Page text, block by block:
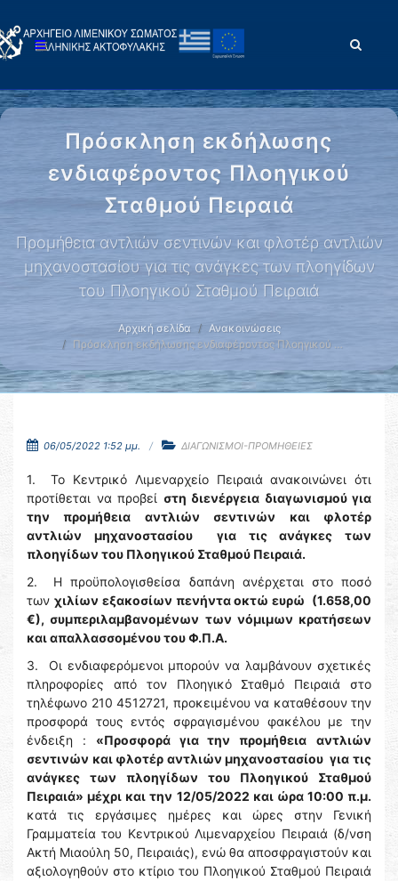
Πρόσκληση εκδήλωσης
ενδιαφέροντος Πλοηγικού
Σταθμού Πειραιά
Προμήθεια αντλιών σεντινών και φλοτέρ αντλιών
μηχανοστασίου για τις ανάγκες των πλοηγίδων
του Πλοηγικού Σταθμού Πειραιά
Αρχική σελίδα
Ανακοινώσεις
Πρόσκληση εκδήλωσης ενδιαφέροντος Πλοηγικού …
06/05/2022 1:52 μμ. ΔΙΑΓΩΝΙΣΜΟΙ-ΠΡΟΜΗΘΕΙΕΣ
1. Το Κεντρικό Λιμεναρχείο Πειραιά ανακοινώνει ότι
προτίθεται να προβεί στη διενέργεια διαγωνισμού για
την προμήθεια αντλιών σεντινών και φλοτέρ
αντλιών μηχανοστασίου για τις ανάγκες των
πλοηγίδων του Πλοηγικού Σταθμού Πειραιά.
2. Η προϋπολογισθείσα δαπάνη ανέρχεται στο ποσό
των χιλίων εξακοσίων πενήντα οκτώ ευρώ (1.658,00
€), συμπεριλαμβανομένων των νόμιμων κρατήσεων
και απαλλασσομένου του Φ.Π.Α.
3. Οι ενδιαφερόμενοι μπορούν να λαμβάνουν σχετικές
πληροφορίες από τον Πλοηγικό Σταθμό Πειραιά στο
τηλέφωνο 210 4512721, προκειμένου να καταθέσουν την
προσφορά τους εντός σφραγισμένου φακέλου με την
ένδειξη : «Προσφορά για την προμήθεια
αντλιών
σεντινών και φλοτέρ αντλιών μηχανοστασίου για τις
ανάγκες των πλοηγίδων του Πλοηγικού Σταθμού
Πειραιά» μέχρι και την 12/05/2022 και ώρα 10:00 π.μ.
κατά τις εργάσιμες ημέρες και ώρες στην Γενική
Γραμματεία του Κεντρικού Λιμεναρχείου Πειραιά (δ/νση
Ακτή Μιαούλη 50, Πειραιάς), ενώ θα αποσφραγιστούν και
αξιολογηθούν στο κτίριο του Πλοηγικού Σταθμού Πειραιά